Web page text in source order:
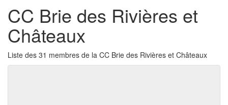
CC Brie des Rivières et
Châteaux
Liste des 31 membres de la CC Brie des Rivières et Châteaux